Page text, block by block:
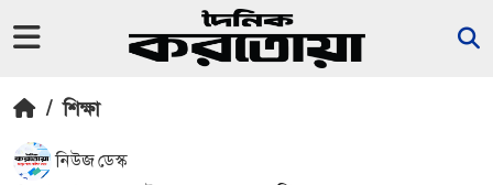
/ শিক্ষা
নিউজ ডেস্ক